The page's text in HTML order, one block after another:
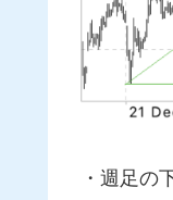
・週足の